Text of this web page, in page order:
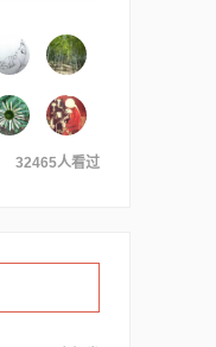
32465人看过